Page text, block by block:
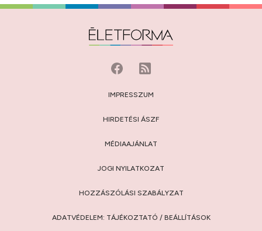
IMPRESSZUM
HIRDETÉSI ÁSZF
MÉDIAAJÁNLAT
JOGI NYILATKOZAT
HOZZÁSZÓLÁSI SZABÁLYZAT
ADATVÉDELEM: TÁJÉKOZTATÓ / BEÁLLÍTÁSOK